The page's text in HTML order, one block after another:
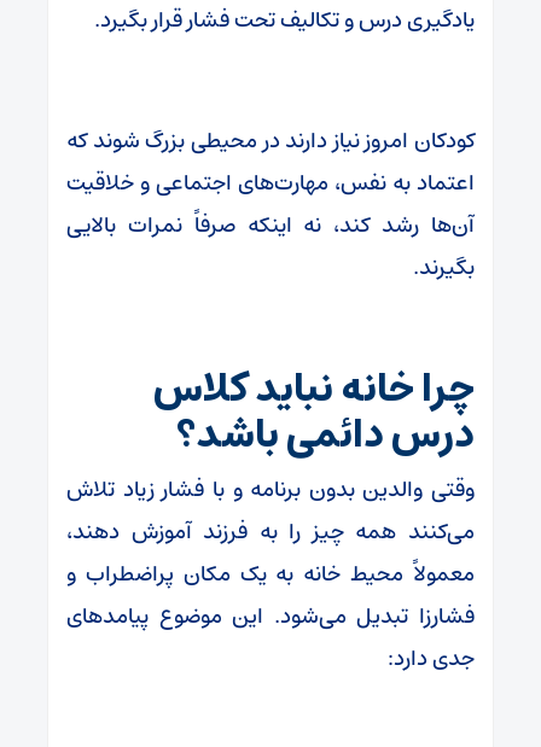
یادگیری درس و تکالیف تحت فشار قرار بگیرد.
کودکان امروز نیاز دارند در محیطی بزرگ شوند که
اعتماد به نفس، مهارت‌های اجتماعی و خلاقیت
آن‌ها رشد کند، نه اینکه صرفاً نمرات بالایی
بگیرند.
چرا خانه نباید کلاس
درس دائمی باشد؟
وقتی والدین بدون برنامه و با فشار زیاد تلاش
می‌کنند همه چیز را به فرزند آموزش دهند،
معمولاً محیط خانه به یک مکان پراضطراب و
فشارزا تبدیل می‌شود. این موضوع پیامدهای
جدی دارد: